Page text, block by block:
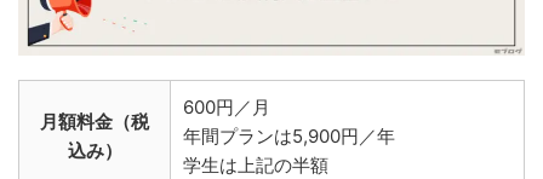
月額料金（税
込み）
600円／月
年間プランは5,900円／年
学生は上記の半額